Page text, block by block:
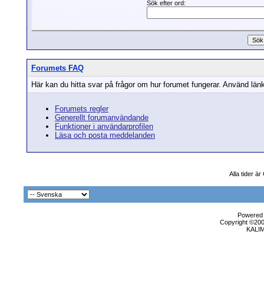
Sök efter ord:
Forumets FAQ
Här kan du hitta svar på frågor om hur forumet fungerar. Använd
Forumets regler
Generellt forumanvändande
Funktioner i användarprofilen
Läsa och posta meddelanden
Alla tider är
Copyright